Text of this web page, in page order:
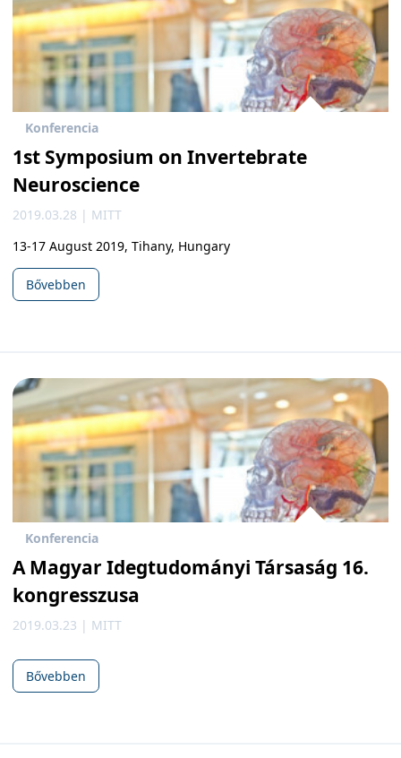
Konferencia
1st Symposium on Invertebrate
Neuroscience
2019.03.28 | MITT
13-17 August 2019, Tihany, Hungary
Bővebben
Konferencia
A Magyar Idegtudományi Társaság 16.
kongresszusa
2019.03.23 | MITT
Bővebben